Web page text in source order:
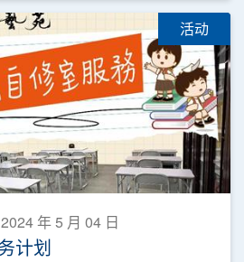
活动
年 5 月 04 日
计划